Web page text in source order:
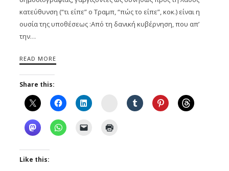
κατεύθυνση (“τι είπε” ο Τραμπ, “πώς το είπε”, κοκ.) είναι η
ουσία της υποθέσεως :Από τη δανική κυβέρνηση, που απ’
την…
READ MORE
Share this:
Instagram
Like this: